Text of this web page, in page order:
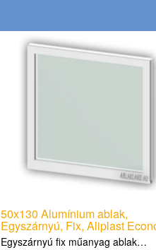
50x130 Alumínium ablak,
Egyszárnyú, Fix, Aliplast
Egyszárnyú fix műanyag ablak…